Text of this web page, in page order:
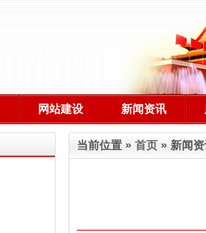
网站建设 新闻资讯
当前位置 » 首页 » 新闻